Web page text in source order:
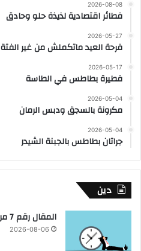
2026-08-08
فطائر اقتصادية لذيذة حلو وحادق
2026-05-27
فرحة العيد ماتكملش من غير الفتة
2026-05-17
فطيرة بطاطس في الطاسة
2026-05-04
مكرونة بالسجق ودبس الرمان
2026-05-04
جراتان بطاطس بالجبنة الشيدر
دين
المقال رقم 7 من سلسلة ” عيادة القلوب “
2026-08-06